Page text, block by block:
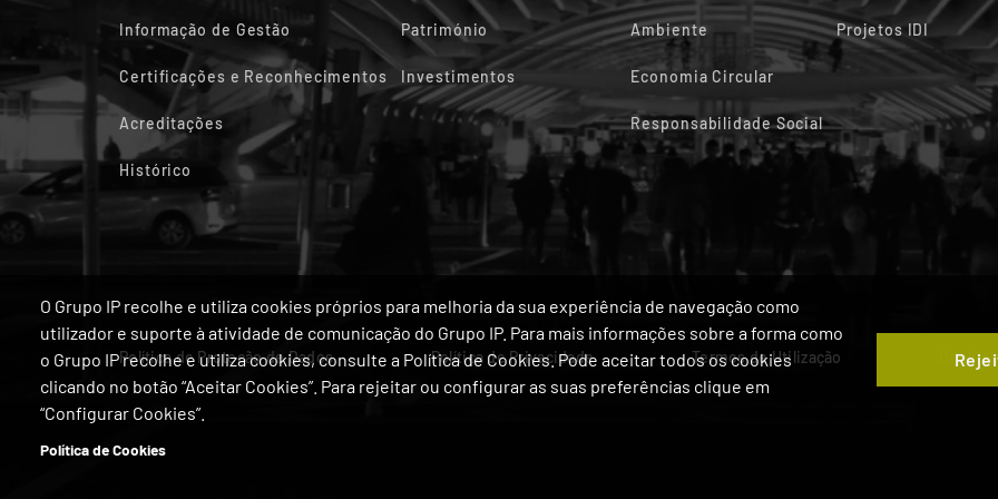
O Grupo IP recolhe e utiliza cookies próprios para melhoria da sua experiência de navegação como
utilizador e suporte à atividade de comunicação do Grupo IP. Para mais informações sobre a forma como
o Grupo IP recolhe e utiliza cookies, consulte a Política de Cookies. Pode aceitar todos os cookies
clicando no botão “Aceitar Cookies”. Para rejeitar ou configurar as suas preferências clique em
“Configurar Cookies”.
Política de Cookies
Informação de Gestão
Certificações e Reconhecimentos
Acreditações
Histórico
Património
Investimentos
Ambiente
Economia Circular
Responsabilidade Social
Projetos IDI
Política de Proteção de Dados Política de Privacidade Termos de Utilização Cookies